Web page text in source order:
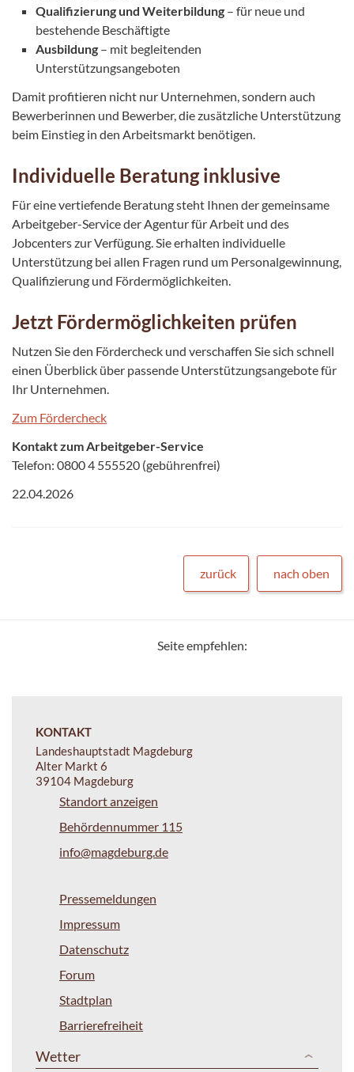
Qualifizierung und Weiterbildung – für neue und
bestehende Beschäftigte
Ausbildung – mit begleitenden
Unterstützungsangeboten
Damit profitieren nicht nur Unternehmen, sondern auch
Bewerberinnen und Bewerber, die zusätzliche Unterstützung
beim Einstieg in den Arbeitsmarkt benötigen.
Individuelle Beratung inklusive
Für eine vertiefende Beratung steht Ihnen der gemeinsame
Arbeitgeber-Service der Agentur für Arbeit und des
Jobcenters zur Verfügung. Sie erhalten individuelle
Unterstützung bei allen Fragen rund um Personalgewinnung,
Qualifizierung und Fördermöglichkeiten.
Jetzt Fördermöglichkeiten prüfen
Nutzen Sie den Fördercheck und verschaffen Sie sich schnell
einen Überblick über passende Unterstützungsangebote für
Ihr Unternehmen.
Zum Fördercheck
Kontakt zum Arbeitgeber-Service
Telefon: 0800 4 555520 (gebührenfrei)
22.04.2026
zurück nach oben
Seite empfehlen:
KONTAKT
Landeshauptstadt Magdeburg
Alter Markt 6
39104 Magdeburg
Standort anzeigen
Behördennummer 115
info@magdeburg.de
Pressemeldungen
Impressum
Datenschutz
Forum
Stadtplan
Barrierefreiheit
Wetter